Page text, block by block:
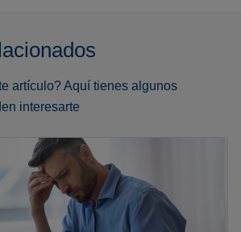
artículo? Aquí tienes algunos
interesarte